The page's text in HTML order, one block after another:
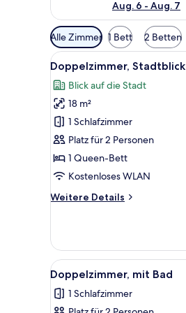
Aug. 6 - Aug. 7
Verfügbare
Filter
für
Zimmer
Alle Zimmer 1 Bett 2 Betten
Alle
Fotos
für
Doppelzimmer,
Stadtblick
anzeigen
8
Doppelzimmer, Stadtblick
Blick auf die Stadt
18 m²
1 Schlafzimmer
Platz für 2 Personen
1 Queen-Bett
Kostenloses WLAN
Weitere Details
Weitere
Stadtblick
Alle
Fotos
für
6
Doppelzimmer, mit Bad
1 Schlafzimmer